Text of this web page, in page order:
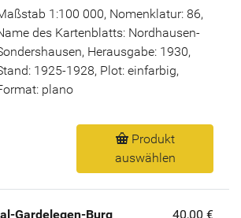
1:100 000, Nomenklatur: 86,
des Kartenblatts: Nordhausen-
Herausgabe: 1930,
1925-1928, Plot: einfarbig,
plano
Produkt
auswählen
Gardelegen-Burg
40,00 €